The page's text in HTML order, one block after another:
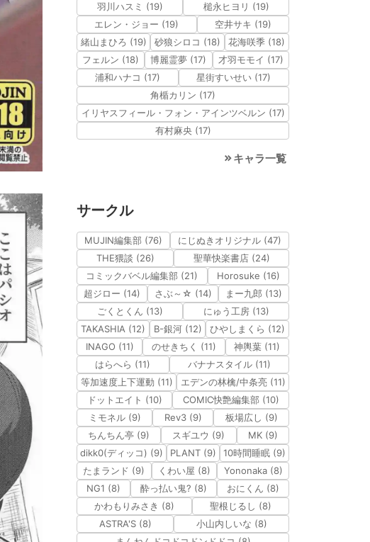
羽川ハスミ (19)
槌永ヒヨリ (19)
エレン・ジョー (19)
空井サキ (19)
緒山まひろ (19)
砂狼シロコ (18)
花海咲季 (18)
フェルン (18)
博麗霊夢 (17)
才羽モモイ (17)
浦和ハナコ (17)
星街すいせい (17)
角楯カリン (17)
イリヤスフィール・フォン・アインツベルン (17)
有村麻央 (17)
キャラ一覧
サークル
MUJIN編集部 (76)
にじぬきオリジナル (47)
THE猥談 (26)
聖華快楽書店 (24)
コミックバベル編集部 (21)
Horosuke (16)
超ジロー (14)
さぶ～☆ (14)
まー九郎 (13)
ごくとくん (13)
にゅう工房 (13)
TAKASHIA (12)
B-銀河 (12)
ひやしまくら (12)
INAGO (11)
のせきちく (11)
神輿葉 (11)
はらへら (11)
バナナスタイル (11)
等加速度上下運動 (11)
エデンの林檎/中条亮 (11)
ドットエイト (10)
COMIC快艶編集部 (10)
ミモネル (9)
Rev3 (9)
板場広し (9)
ちんちん亭 (9)
スギユウ (9)
MK (9)
dikk0(ディッコ) (9)
PLANT (9)
10時間睡眠 (9)
たまランド (9)
くわい屋 (8)
Yononaka (8)
NG1 (8)
酔っ払い鬼? (8)
おにくん (8)
かわもりみさき (8)
聖根じるし (8)
ASTRA'S (8)
小山内しいな (8)